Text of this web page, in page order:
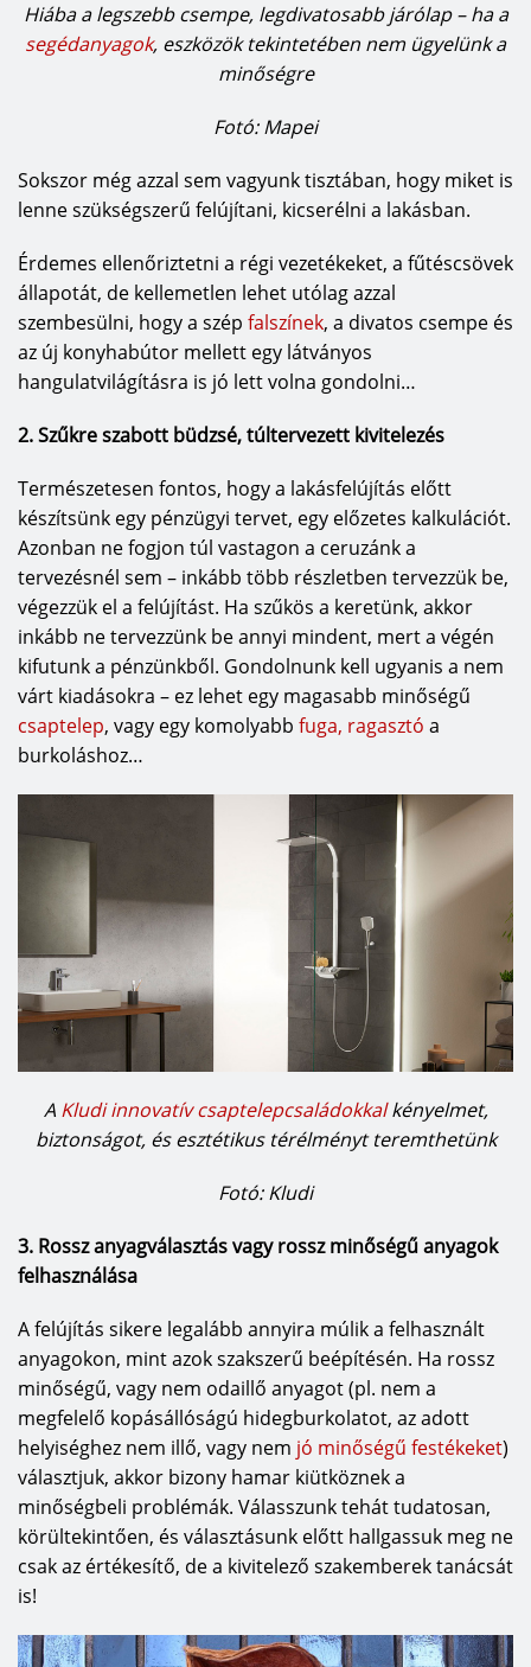
Hiába a legszebb csempe, legdivatosabb járólap – ha a
segédanyagok, eszközök tekintetében nem ügyelünk a
minőségre
Fotó: Mapei
Sokszor még azzal sem vagyunk tisztában, hogy miket is
lenne szükségszerű felújítani, kicserélni a lakásban.
Érdemes ellenőriztetni a régi vezetékeket, a fűtéscsövek
állapotát, de kellemetlen lehet utólag azzal
szembesülni, hogy a szép falszínek, a divatos csempe és
az új konyhabútor mellett egy látványos
hangulatvilágításra is jó lett volna gondolni…
2. Szűkre szabott büdzsé, túltervezett kivitelezés
Természetesen fontos, hogy a lakásfelújítás előtt
készítsünk egy pénzügyi tervet, egy előzetes kalkulációt.
Azonban ne fogjon túl vastagon a ceruzánk a
tervezésnél sem – inkább több részletben tervezzük be,
végezzük el a felújítást. Ha szűkös a keretünk, akkor
inkább ne tervezzünk be annyi mindent, mert a végén
kifutunk a pénzünkből. Gondolnunk kell ugyanis a nem
várt kiadásokra – ez lehet egy magasabb minőségű
csaptelep, vagy egy komolyabb fuga, ragasztó a
burkoláshoz…
A Kludi innovatív csaptelepcsaládokkalkényelmet,
biztonságot, és esztétikus térélményt teremthetünk
Fotó: Kludi
3. Rossz anyagválasztás vagy rossz minőségű anyagok
felhasználása
A felújítás sikere legalább annyira múlik a felhasznált
anyagokon, mint azok szakszerű beépítésén. Ha rossz
minőségű, vagy nem odaillő anyagot (pl. nem a
megfelelő kopásállóságú hidegburkolatot, az adott
helyiséghez nem illő, vagy nem jó minőségű festékeket)
választjuk, akkor bizony hamar kiütköznek a
minőségbeli problémák. Válasszunk tehát tudatosan,
körültekintően, és választásunk előtt hallgassuk meg ne
csak az értékesítő, de a kivitelező szakemberek tanácsát
is!